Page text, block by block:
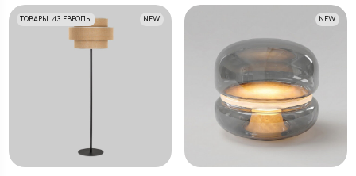
NEW
ТОВАРЫ ИЗ ЕВРОПЫ NEW